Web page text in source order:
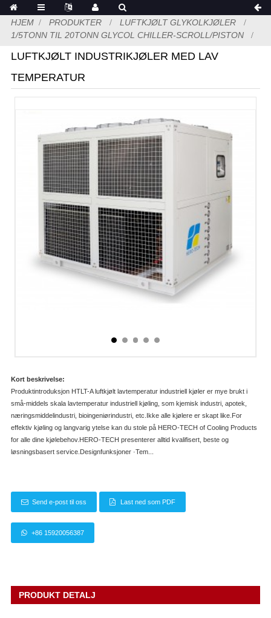
HJEM PRODUKTER
LUFTKJØLT GLYKOLKJØLER
1/5TONN TIL 20TONN GLYCOL CHILLER-SCROLL/PISTON
LUFTKJØLT INDUSTRIKJØLER MED LAV
TEMPERATUR
Kort beskrivelse:
Produktintroduksjon HTLT-A luftkjølt lavtemperatur industriell kjøler er mye brukt i
små-middels skala lavtemperatur industriell kjøling, som kjemisk industri, apotek,
næringsmiddelindustri, bioingeniørindustri, etc.Ikke alle kjølere er skapt like.For
effektiv kjøling og langvarig ytelse kan du stole på HERO-TECH of Cooling Products
for alle dine kjølebehov.HERO-TECH presenterer alltid kvalifisert, beste og
løsningsbasert service.Designfunksjoner ·Tem...
Send e-post til oss Last ned som PDF
+86 15920056387
PRODUKT DETALJ